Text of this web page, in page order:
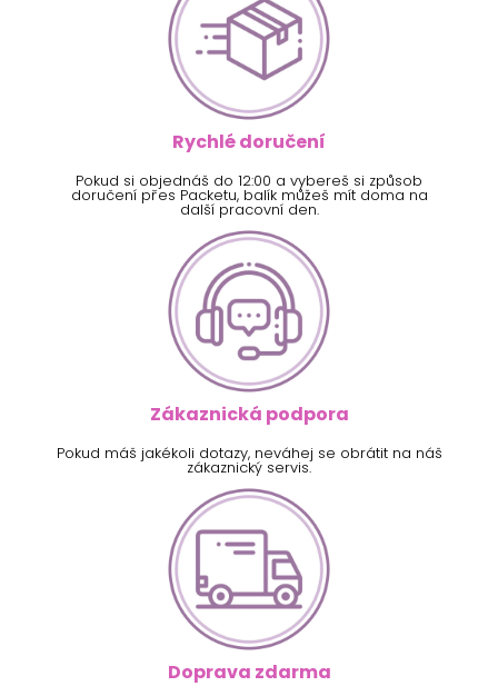
Rychlé doručení
Pokud si objednáš do 12:00 a vybereš si způsob
doručení přes Packetu, balík můžeš mít doma na
další pracovní den.
Zákaznická podpora
Pokud máš jakékoli dotazy, neváhej se obrátit na náš
zákaznický servis.
Doprava zdarma